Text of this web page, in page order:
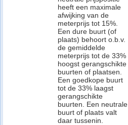
heeft een maximale
afwijking van de
meterprijs tot 15%.
Een dure buurt (of
plaats) behoort o.b.v.
de gemiddelde
meterprijs tot de 33%
hoogst gerangschikte
buurten of plaatsen.
Een goedkope buurt
tot de 33% laagst
gerangschikte
buurten. Een neutrale
buurt of plaats valt
daar tussenin.